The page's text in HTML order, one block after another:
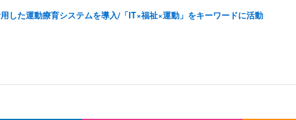
した運動療育システムを導入/「IT×福祉×運動」をキーワードに活動